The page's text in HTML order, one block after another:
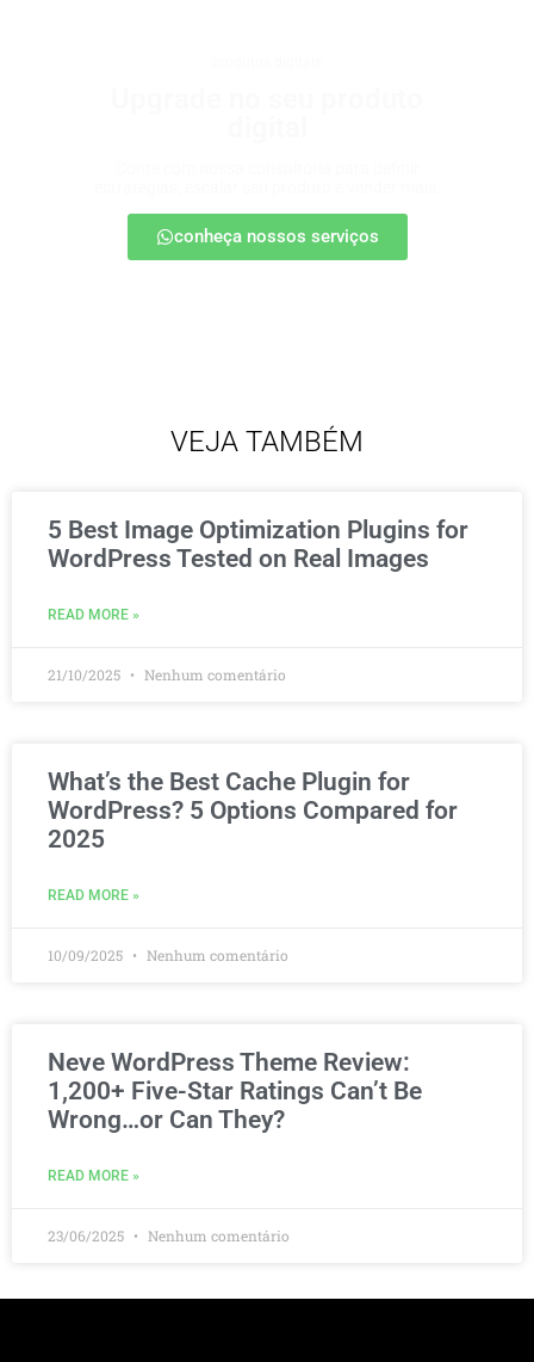
conheça nossos serviços
VEJA TAMBÉM
5 Best Image Optimization Plugins for
WordPress Tested on Real Images
READ MORE »
21/10/2025 Nenhum comentário
What’s the Best Cache Plugin for
WordPress? 5 Options Compared for
2025
READ MORE »
10/09/2025 Nenhum comentário
Neve WordPress Theme Review:
1,200+ Five-Star Ratings Can’t Be
Wrong…or Can They?
READ MORE »
23/06/2025 Nenhum comentário